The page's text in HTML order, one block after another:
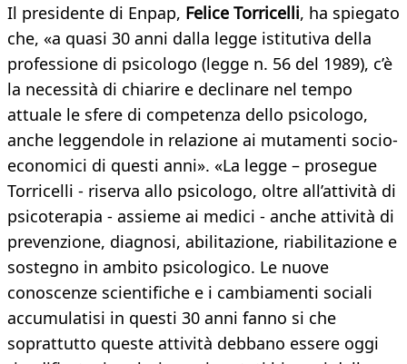
Il presidente di Enpap, Felice Torricelli, ha spiegato
che, «a quasi 30 anni dalla legge istitutiva della
professione di psicologo (legge n. 56 del 1989), c’è
la necessità di chiarire e declinare nel tempo
attuale le sfere di competenza dello psicologo,
anche leggendole in relazione ai mutamenti socio-
economici di questi anni». «La legge – prosegue
Torricelli - riserva allo psicologo, oltre all’attività di
psicoterapia - assieme ai medici - anche attività di
prevenzione, diagnosi, abilitazione, riabilitazione e
sostegno in ambito psicologico. Le nuove
conoscenze scientifiche e i cambiamenti sociali
accumulatisi in questi 30 anni fanno si che
soprattutto queste attività debbano essere oggi